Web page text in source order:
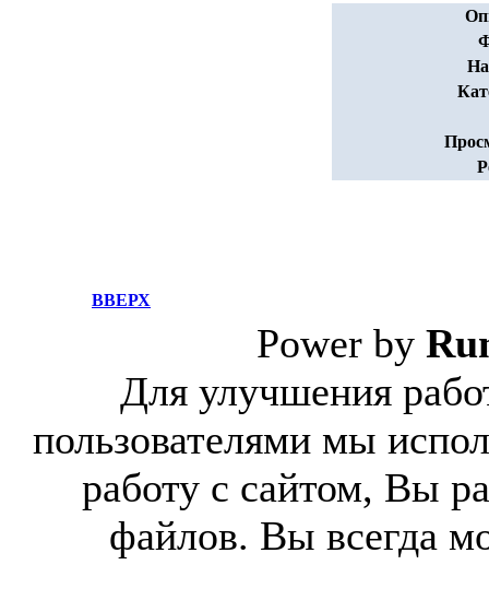
ВВЕРХ
Power by
Для улучшения
пользователями мы
работу с сайтом, Вы
файлов. Вы всегда